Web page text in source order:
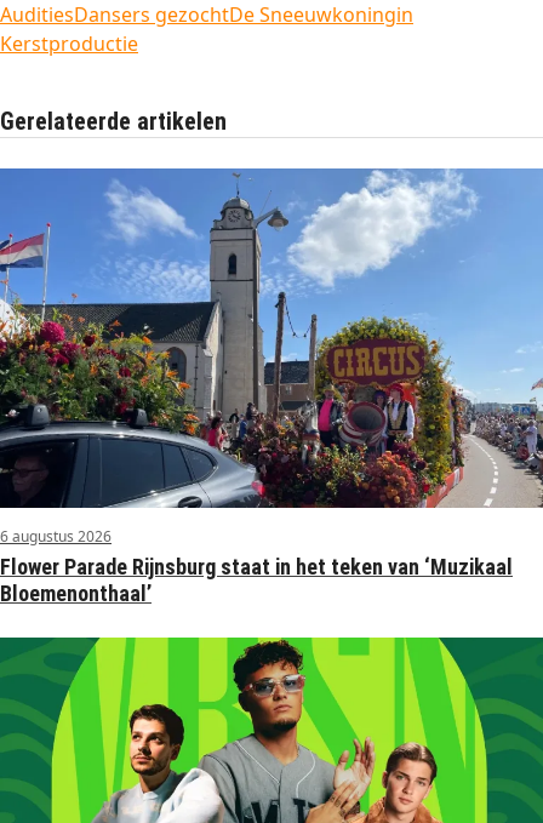
AuditiesDansers gezochtDe Sneeuwkoningin
Kerstproductie
Gerelateerde artikelen
6 augustus 2026
Flower Parade Rijnsburg staat in het teken van ‘Muzikaal
Bloemenonthaal’